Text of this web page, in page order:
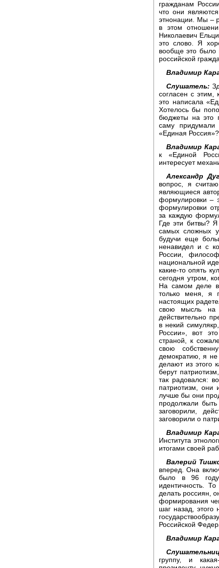
гражданам
что они
этнонации. Мы –
в этом
Николаевич
это слово. Я
вообще это было
российской
Владимир
Слушатель:
согласен с
это написала
Хотелось бы
бюджеты на это
саму придумали
«Единая Россия»?
Владимир
к «Единой
интересует
Александр
вопрос, я
являющиеся
формулировки –
формулировки
за каждую
Где эти битвы?
самых сложных
будучи еще
ненавидел и с
России,
национальной
какие-то опять
сегодня утром,
На самом деле
только меня, я
настоящих
свою мысль на
действительно
в некий
России», вот
страной, к
свою
демократию, я
делают из этого
берут
так радовался:
патриотизм, они
лучше бы они
продолжали
заговорили,
заговорили о
Владимир
Института
итогами своей
Валерий
вперед. Она
было в 96 году
идентичность.
делать россиян,
формирования
шаг назад,
Российской
Владимир
группу, и